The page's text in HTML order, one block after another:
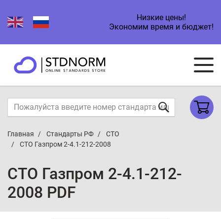
Низкие цены!
Экономим время и бюджет!
Главная Стандарты РФ
СТО
СТО Газпром 2-4.1-212-2008
СТО Газпром 2-4.1-212-
2008 PDF